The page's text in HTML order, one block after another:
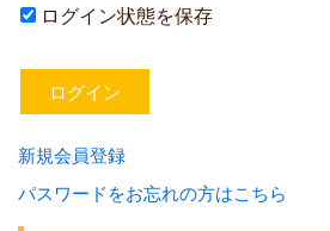
ログイン状態を保存
新規会員登録
パスワードをお忘れの方はこちら